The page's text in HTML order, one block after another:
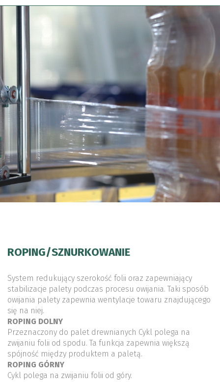
ROPING/SZNURKOWANIE
System redukujący szerokość folii oraz zapewniający
stabilizacje palety podczas procesu owijania. Taki sposób
owijania palety zapewnia wentylacje towaru znajdującego
się na niej.
ROPING DOLNY
Przeznaczony do palet drewnianych Cykl polega na
zwijaniu folii od spodu. Ta funkcja zapewnia większą
spójność między produktem a paletą.
ROPING GÓRNY
Cykl polega na zwijaniu folii od góry.